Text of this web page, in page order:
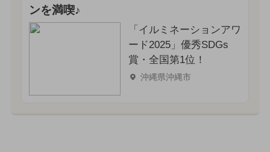
ンを満喫♪
「イルミネーションアワ
ード2025」優秀SDGs
賞・全国第1位！
沖縄県沖縄市